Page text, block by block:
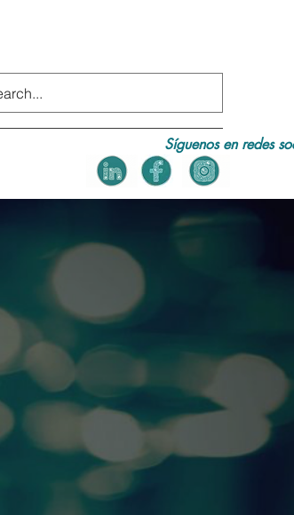
Síguenos en redes